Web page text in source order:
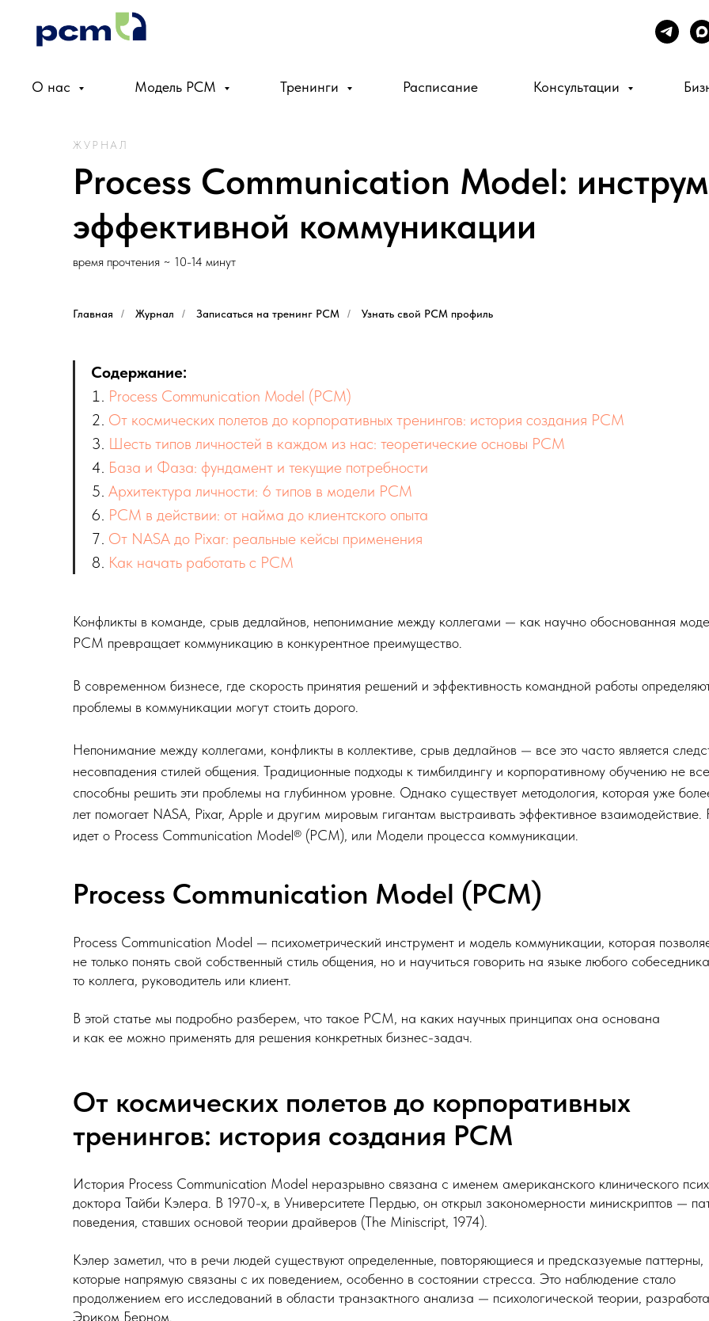
О нас Модель PCM Тренинги Расписание Консультации
ЖУРНАЛ
Process Communication Model:
эффективной коммуникации
время прочтения ~ 10-14 минут
Главная / Журнал / Записаться на тренинг PCM / Узнать свой PCM профиль
Содержание:
Process Communication Model (PCM)
От космических полетов до корпоративных тренингов: история создания PCM
Шесть типов личностей в каждом из нас: теоретические основы PCM
База и Фаза: фундамент и текущие потребности
Архитектура личности: 6 типов в модели PCM
PCM в действии: от найма до клиентского опыта
От NASA до Pixar: реальные кейсы применения
Как начать работать с PCM
Конфликты в команде, срыв дедлайнов, непонимание между коллегами — как научно обоснованная
PCM превращает коммуникацию в конкурентное преимущество.
В современном бизнесе, где скорость принятия решений и эффективность командной работы
проблемы в коммуникации могут стоить дорого.
Непонимание между коллегами, конфликты в коллективе, срыв дедлайнов — все это часто является
несовпадения стилей общения. Традиционные подходы к тимбилдингу и корпоративному обучению не
способны решить эти проблемы на глубинном уровне. Однако существует методология, которая уже
лет помогает NASA, Pixar, Apple и другим мировым гигантам выстраивать эффективное взаимодействие.
идет о Process Communication Model® (PCM), или Модели процесса коммуникации.
Process Communication Model (PCM)
Process Communication Model — психометрический инструмент и модель коммуникации, которая
не только понять свой собственный стиль общения, но и научиться говорить на языке любого
то коллега, руководитель или клиент.
В этой статье мы подробно разберем, что такое PCM, на каких научных принципах она основана
и как ее можно применять для решения конкретных бизнес-задач.
От космических полетов до корпоративных
тренингов: история создания PCM
История Process Communication Model неразрывно связана с именем американского клинического
доктора Тайби Кэлера. В 1970-х, в Университете Пердью, он открыл закономерности минискриптов —
поведения, ставших основой теории драйверов (The Miniscript, 1974).
Кэлер заметил, что в речи людей существуют определенные, повторяющиеся и предсказуемые паттерны,
которые напрямую связаны с их поведением, особенно в состоянии стресса. Это наблюдение стало
продолжением его исследований в области транзактного анализа — психологической теории,
Эриком Берном.